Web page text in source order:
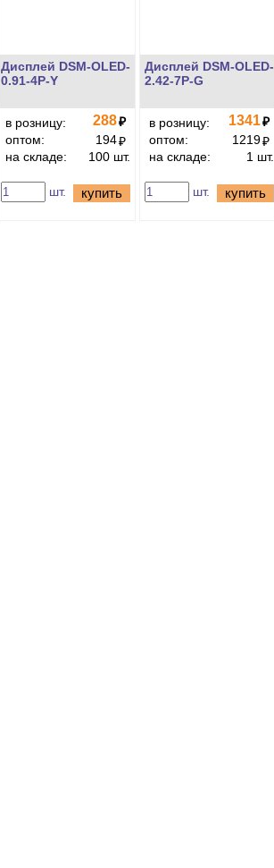
Дисплей DSM-OLED-
0.91-4P-Y
в розницу: 288₽
оптом:
194₽
на складе:
100 шт.
шт. купить
Дисплей DSM-OLED-
2.42-7P-G
в розницу: 1341₽
оптом:
1219₽
на складе:
1 шт.
шт. купить